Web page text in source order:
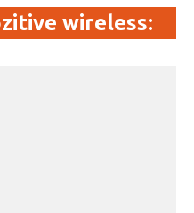
wireless: